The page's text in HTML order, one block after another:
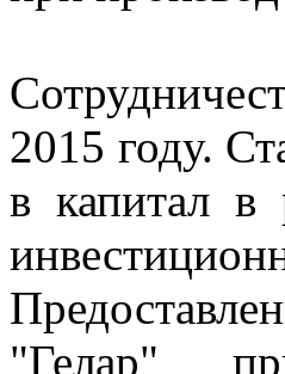
2015 году.
в капитал в
"Гелар"